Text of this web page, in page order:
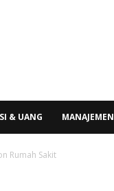
& UANG MANAJEMEN
Rumah Sakit